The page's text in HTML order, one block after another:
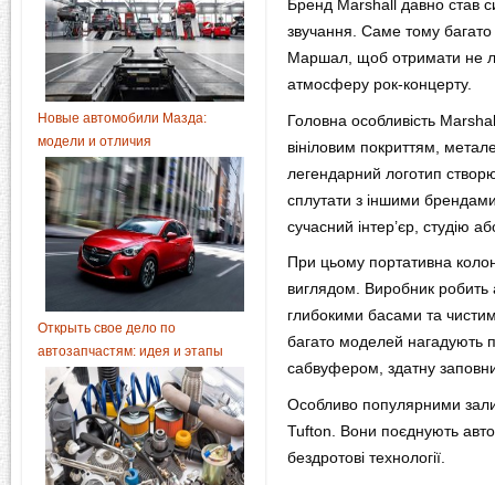
Новые автомобили Мазда:
модели и отличия
Открыть свое дело по
автозапчастям: идея и этапы
Бренд Marshall давно став
звучання. Саме тому багато
Маршал, щоб отримати не
атмосферу рок-концерту.
Головна особливість
вініловим покриттям,
легендарний логотип
сплутати з іншими
сучасний інтер’єр, студію
При цьому портативна
виглядом. Виробник робить
глибокими басами та
багато моделей нагадують
сабвуфером, здатну
Особливо популярними
Tufton. Вони поєднують
бездротові технології.